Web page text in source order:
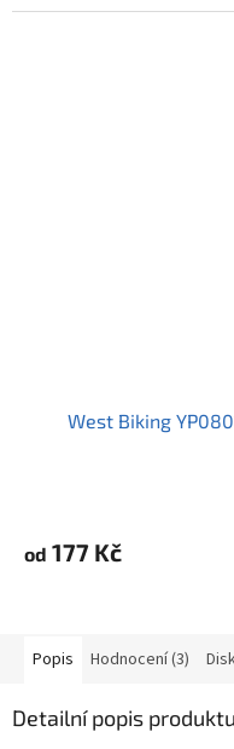
5,0
West Biking
produktu
je
hvězdiček.
od 177 Kč
Popis Hodnocení (3)
Detailní popis produktu